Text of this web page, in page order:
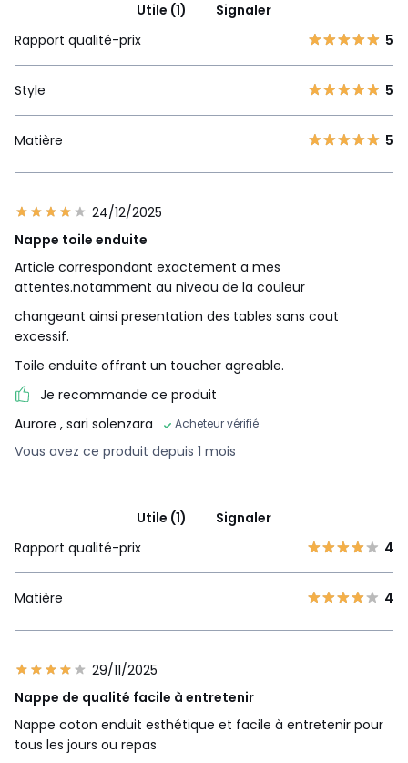
Utile (1)
Signaler
Rapport qualité-prix
5
Style 5
Matière 5
24/12/2025
Nappe toile enduite
Article correspondant exactement a mes
attentes.notamment au niveau de la couleur
changeant ainsi presentation des tables sans cout
excessif.
Toile enduite offrant un toucher agreable.
Je recommande ce produit
Aurore , sari solenzara Acheteur vérifié
Vous avez ce produit depuis 1 mois
Utile (1)
Signaler
Rapport qualité-prix
4
Matière 4
29/11/2025
Nappe de qualité facile à entretenir
Nappe coton enduit esthétique et facile à entretenir pour
tous les jours ou repas